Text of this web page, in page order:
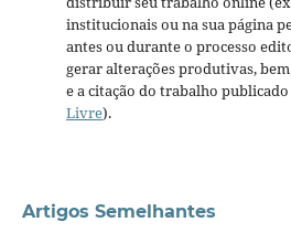
institucionais ou na sua página
antes ou durante o processo
gerar alterações produtivas,
e a citação do trabalho publicado
Livre).
Artigos Semelhantes